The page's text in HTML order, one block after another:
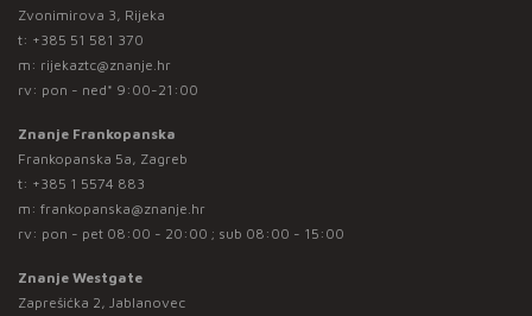
Zvonimirova 3, Rijeka
t: +385 51 581 370
m: rijekaztc@znanje.hr
rv: pon - ned* 9:00-21:00
Znanje Frankopanska
Frankopanska 5a, Zagreb
t: +385 1 5574 883
m: frankopanska@znanje.hr
rv: pon - pet 08:00 - 20:00 ; sub 08:00 - 15:00
Znanje Westgate
Zaprešićka 2, Jablanovec